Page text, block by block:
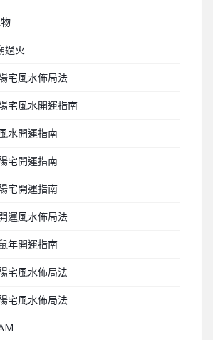
過火
宅風水佈局法
宅風水開運指南
水開運指南
宅開運指南
宅開運指南
運風水佈局法
年開運指南
宅風水佈局法
宅風水佈局法